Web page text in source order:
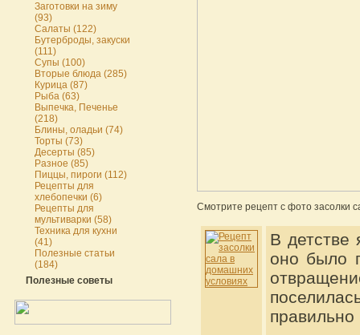
Заготовки на зиму
(93)
Салаты (122)
Бутерброды, закуски
(111)
Супы (100)
Вторые блюда (285)
Курица (87)
Рыба (63)
Выпечка, Печенье
(218)
Блины, оладьи (74)
Торты (73)
Десерты (85)
Разное (85)
Пиццы, пироги (112)
Рецепты для
хлебопечки (6)
Рецепты для
мультиварки (58)
Техника для кухни
(41)
Полезные статьи
(184)
Полезные советы
Смотрите рецепт с фото засолки
В детстве
оно было